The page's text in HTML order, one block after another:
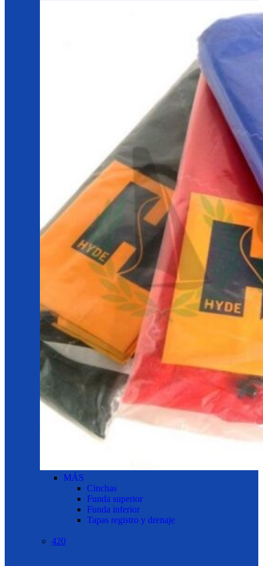
MÁS
Cinchas
Funda superior
Funda inferior
Tapas registro y drenaje
420